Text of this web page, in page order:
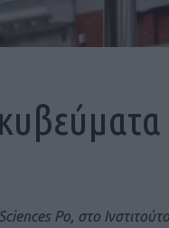
Po, στο